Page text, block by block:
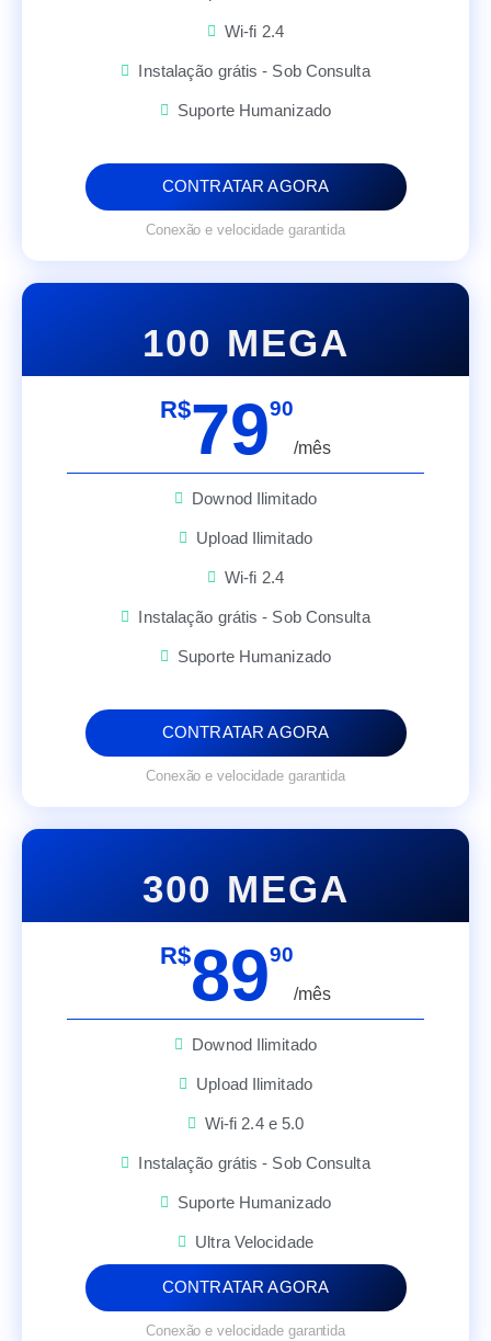
Wi-fi 2.4
Instalação grátis - Sob Consulta
Suporte Humanizado
CONTRATAR AGORA
Conexão e velocidade garantida
100 MEGA
R$7990
/mês
Downod Ilimitado
Upload Ilimitado
Wi-fi 2.4
Instalação grátis - Sob Consulta
Suporte Humanizado
CONTRATAR AGORA
Conexão e velocidade garantida
300 MEGA
R$8990
/mês
Downod Ilimitado
Upload Ilimitado
Wi-fi 2.4 e 5.0
Instalação grátis - Sob Consulta
Suporte Humanizado
Ultra Velocidade
CONTRATAR AGORA
Conexão e velocidade garantida